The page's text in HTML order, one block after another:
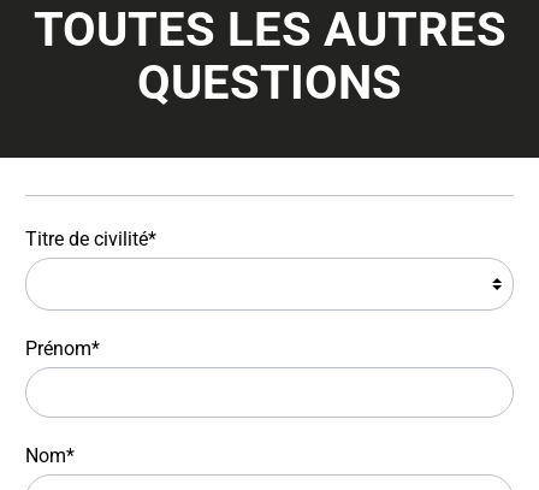
TOUTES LES AUTRES
QUESTIONS
Titre de civilité*
Prénom*
Nom*